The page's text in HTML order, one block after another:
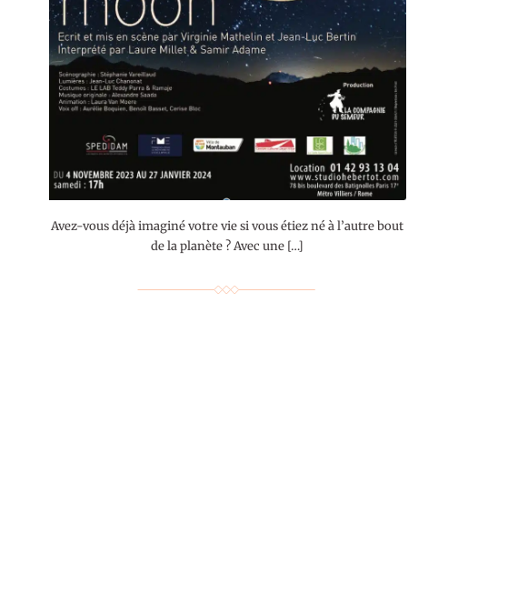
Avez-vous déjà imaginé votre vie si vous étiez né à l’autre bout
de la planète ? Avec une […]